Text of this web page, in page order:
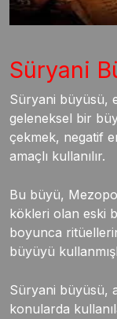
Süryani
Süryani büyüsü,
geleneksel bir
çekmek, negatif
amaçlı kullanılır.
Bu büyü,
kökleri olan eski
boyunca
büyüyü
Süryani büyüsü,
konularda